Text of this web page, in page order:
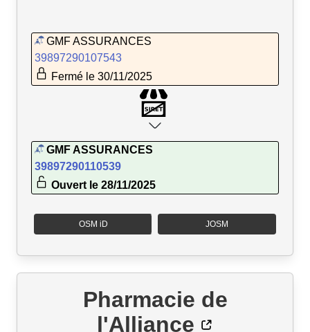
GMF ASSURANCES
39897290107543
Fermé le 30/11/2025
GMF ASSURANCES
39897290110539
Ouvert le 28/11/2025
OSM iD JOSM
Pharmacie de
l'Alliance